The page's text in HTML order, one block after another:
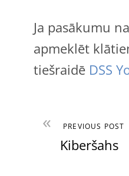
Ja pasākumu
apmeklēt
tiešraidē DSS
« PREVIOUS POST
Kiberšahs